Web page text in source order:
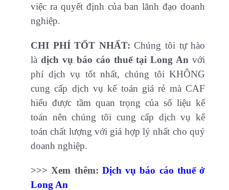
việc ra quyết định của ban lãnh đạo doanh
nghiệp.
CHI PHÍ TỐT NHẤT: Chúng tôi tự hào
làdịch vụ báo cáo thuế tại Long An với
phí dịch vụ tốt nhất, chúng tôi KHÔNG
cung cấp dịch vụ kế toán giá rẻ mà CAF
hiểu được tầm quan trọng của số liệu kế
toán nên chúng tôi cung cấp dịch vụ kế
toán chất lượng với giá hợp lý nhất cho quý
doanh nghiệp.
>>> Xem thêm: Dịch vụ báo cáo thuế ở
Long An